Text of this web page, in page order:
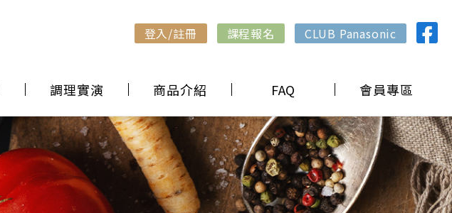
登入/註冊 課程報名 CLUB Panasonic
調理實演 商品介紹 FAQ 會員專區